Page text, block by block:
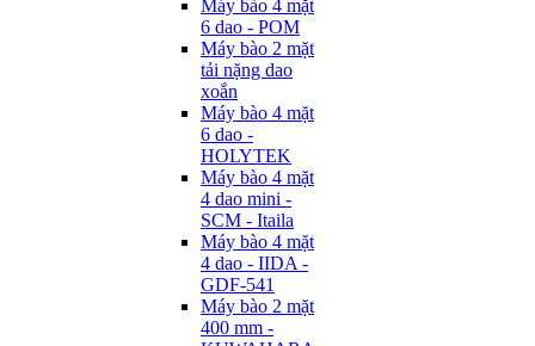
Máy bào 4 mặt
6 dao - POM
Máy bào 2 mặt
tải nặng dao
xoắn
Máy bào 4 mặt
6 dao -
HOLYTEK
Máy bào 4 mặt
4 dao mini -
SCM - Itaila
Máy bào 4 mặt
4 dao - IIDA -
GDF-541
Máy bào 2 mặt
400 mm -